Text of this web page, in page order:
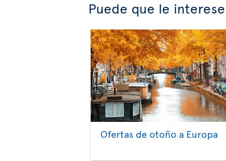
Puede que le interese
Ofertas de otoño a Europa